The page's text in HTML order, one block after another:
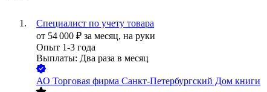
Специалист по учету товара
от 54 000 ₽ за месяц, на руки
Опыт 1-3 года
Выплаты: Два раза в месяц
АО Торговая фирма Санкт-Петербургский Дом книги